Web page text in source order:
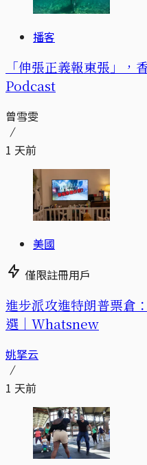
播客
「伸張正義報東張」，
Podcast
曾雪雯
1 天前
美國
僅限註冊用戶
進步派攻進特朗普票倉
選｜Whatsnew
姚拏云
1 天前